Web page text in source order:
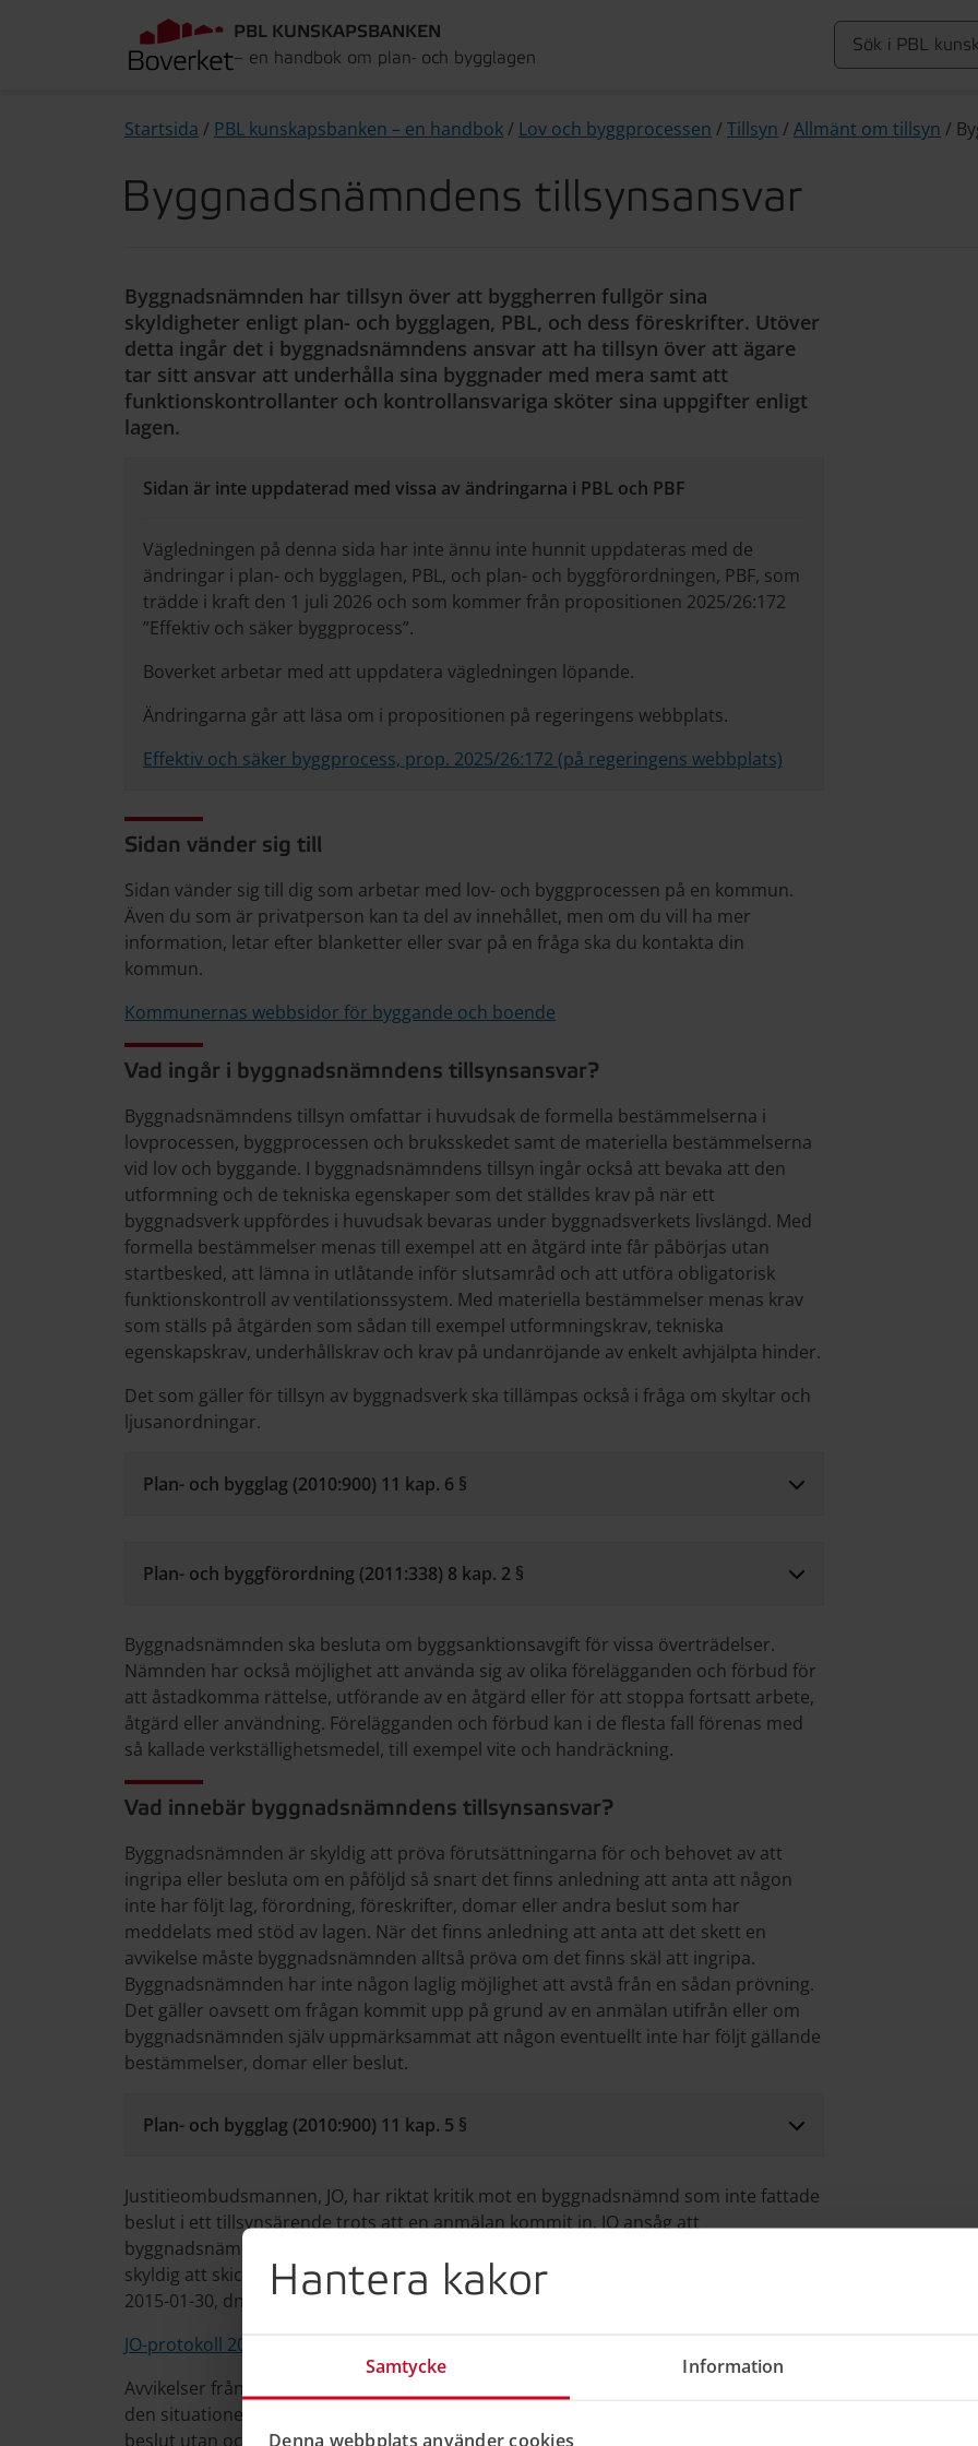
Hantera kakor
Samtycke Information
Denna webbplats använder cookies
PBL KUNSKAPSBANKEN
– en handbok om plan- och bygglagen
Startsida / PBL kunskapsbanken – en handbok/ Lov och byggprocessen /Tillsyn /Allmänt om tillsyn /
Byggnadsnämndens tillsynsansvar
Byggnadsnämnden har tillsyn över att byggherren fullgör sina
skyldigheter enligt plan- och bygglagen, PBL, och dess föreskrifter. Utöver
detta ingår det i byggnadsnämndens ansvar att ha tillsyn över att ägare
tar sitt ansvar att underhålla sina byggnader med mera samt att
funktionskontrollanter och kontrollansvariga sköter sina uppgifter enligt
lagen.
Sidan är inte uppdaterad med vissa av ändringarna i PBL och PBF
Vägledningen på denna sida har inte ännu inte hunnit uppdateras med de
ändringar i plan- och bygglagen, PBL, och plan- och byggförordningen, PBF, som
trädde i kraft den 1 juli 2026 och som kommer från propositionen 2025/26:172
”Effektiv och säker byggprocess”.
Boverket arbetar med att uppdatera vägledningen löpande.
Ändringarna går att läsa om i propositionen på regeringens webbplats.
Effektiv och säker byggprocess, prop. 2025/26:172 (på regeringens webbplats)
Sidan vänder sig till
Sidan vänder sig till dig som arbetar med lov- och byggprocessen på en kommun.
Även du som är privatperson kan ta del av innehållet, men om du vill ha mer
information, letar efter blanketter eller svar på en fråga ska du kontakta din
kommun.
Kommunernas webbsidor för byggande och boende
Vad ingår i byggnadsnämndens tillsynsansvar?
Byggnadsnämndens tillsyn omfattar i huvudsak de formella bestämmelserna i
lovprocessen, byggprocessen och bruksskedet samt de materiella bestämmelserna
vid lov och byggande. I byggnadsnämndens tillsyn ingår också att bevaka att den
utformning och de tekniska egenskaper som det ställdes krav på när ett
byggnadsverk uppfördes i huvudsak bevaras under byggnadsverkets livslängd. Med
formella bestämmelser menas till exempel att en åtgärd inte får påbörjas utan
startbesked, att lämna in utlåtande inför slutsamråd och att utföra obligatorisk
funktionskontroll av ventilationssystem. Med materiella bestämmelser menas krav
som ställs på åtgärden som sådan till exempel utformningskrav, tekniska
egenskapskrav, underhållskrav och krav på undanröjande av enkelt avhjälpta hinder.
Det som gäller för tillsyn av byggnadsverk ska tillämpas också i fråga om skyltar och
ljusanordningar.
Plan- och bygglag (2010:900) 11 kap. 6 §
Plan- och byggförordning (2011:338) 8 kap. 2 §
Byggnadsnämnden ska besluta om byggsanktionsavgift för vissa överträdelser.
Nämnden har också möjlighet att använda sig av olika förelägganden och förbud för
att åstadkomma rättelse, utförande av en åtgärd eller för att stoppa fortsatt arbete,
åtgärd eller användning. Förelägganden och förbud kan i de flesta fall förenas med
så kallade verkställighetsmedel, till exempel vite och handräckning.
Vad innebär byggnadsnämndens tillsynsansvar?
Byggnadsnämnden är skyldig att pröva förutsättningarna för och behovet av att
ingripa eller besluta om en påföljd så snart det finns anledning att anta att någon
inte har följt lag, förordning, föreskrifter, domar eller andra beslut som har
meddelats med stöd av lagen. När det finns anledning att anta att det skett en
avvikelse måste byggnadsnämnden alltså pröva om det finns skäl att ingripa.
Byggnadsnämnden har inte någon laglig möjlighet att avstå från en sådan prövning.
Det gäller oavsett om frågan kommit upp på grund av en anmälan utifrån eller om
byggnadsnämnden själv uppmärksammat att någon eventuellt inte har följt gällande
bestämmelser, domar eller beslut.
Plan- och bygglag (2010:900) 11 kap. 5 §
Justitieombudsmannen, JO, har riktat kritik mot en byggnadsnämnd som inte fattade
beslut i ett tillsynsärende trots att en anmälan kommit in. JO ansåg att
byggnadsnämnden inte bara var skyldig att fatta ett beslut i ärendet utan också var
skyldig att skicka beslutet till anmälaren med överklagandehänvisning. (JO-protokoll
2015-01-30, dnr 5379-2014)
JO-protokoll 2015-01-30, dnr 5379-2014 (på Justitieombudsmannens webbplats)
Avvikelser från bestämmelser, föreskrifter, domar och andra beslut gäller inte enbart
den situationen att någon genom en aktiv åtgärd åsidosätter en föreskrift eller ett
beslut utan också att någon genom passivitet underlåter att vidta en åtgärd som